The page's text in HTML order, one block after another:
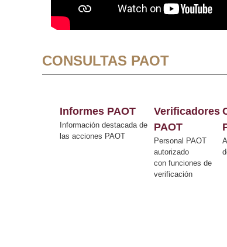
CONSULTAS PAOT
Informes PAOT
Información destacada de
las acciones PAOT
Verificadores
PAOT
Personal PAOT
autorizado
con funciones de
verificación